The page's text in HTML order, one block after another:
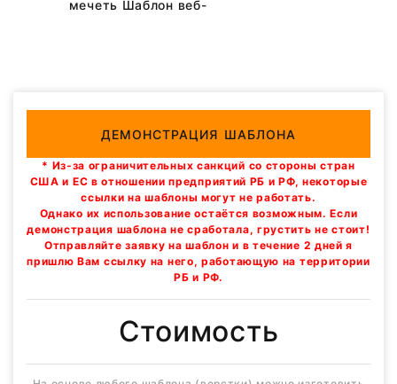
ДЕМОНСТРАЦИЯ ШАБЛОНА
* Из-за ограничительных санкций со стороны стран
США и ЕС в отношении предприятий РБ и РФ, некоторые
ссылки на шаблоны могут не работать.
Однако их использование остаётся возможным. Если
демонстрация шаблона не сработала, грустить не стоит!
Отправляйте заявку на шаблон и в течение 2 дней я
пришлю Вам ссылку на него, работающую на территории
РБ и РФ.
Стоимость